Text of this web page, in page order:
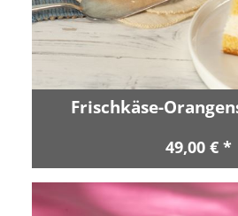
Frischkäse-
49,00 € *